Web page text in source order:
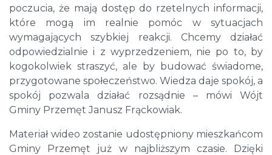
poczucia, że mają dostęp do rzetelnych informacji,
które mogą im realnie pomóc w sytuacjach
wymagających szybkiej reakcji. Chcemy działać
odpowiedzialnie i z wyprzedzeniem, nie po to, by
kogokolwiek straszyć, ale by budować świadome,
przygotowane społeczeństwo. Wiedza daje spokój, a
spokój pozwala działać rozsądnie – mówi Wójt
Gminy Przemęt Janusz Frąckowiak.
Materiał wideo zostanie udostępniony mieszkańcom
Gminy Przemęt już w najbliższym czasie. Dzięki